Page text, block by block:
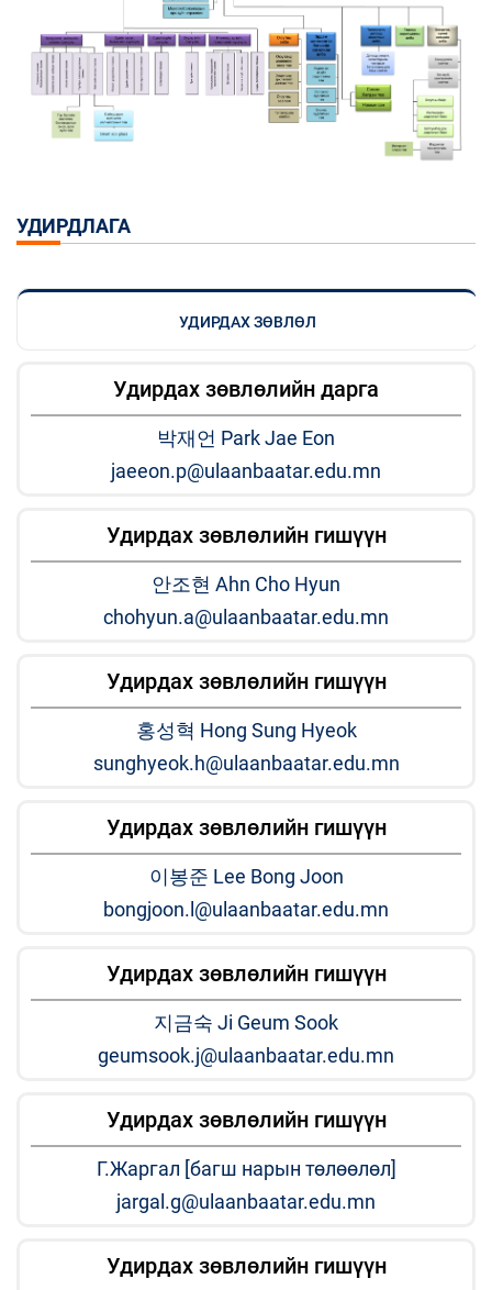
УДИРДЛАГА
УДИРДАХ ЗӨВЛӨЛ
Удирдах зөвлөлийн дарга
박재언 Park Jae Eon
jaeeon.p@ulaanbaatar.edu.mn
Удирдах зөвлөлийн гишүүн
안조현 Ahn Cho Hyun
chohyun.a@ulaanbaatar.edu.mn
Удирдах зөвлөлийн гишүүн
홍성혁 Hong Sung Hyeok
sunghyeok.h@ulaanbaatar.edu.mn
Удирдах зөвлөлийн гишүүн
이봉준 Lee Bong Joon
bongjoon.l@ulaanbaatar.edu.mn
Удирдах зөвлөлийн гишүүн
지금숙 Ji Geum Sook
geumsook.j@ulaanbaatar.edu.mn
Удирдах зөвлөлийн гишүүн
Г.Жаргал [багш нарын төлөөлөл]
jargal.g@ulaanbaatar.edu.mn
Удирдах зөвлөлийн гишүүн